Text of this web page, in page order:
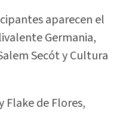
aparecen el
Germania,
Secót y Cultura
Flake de Flores,